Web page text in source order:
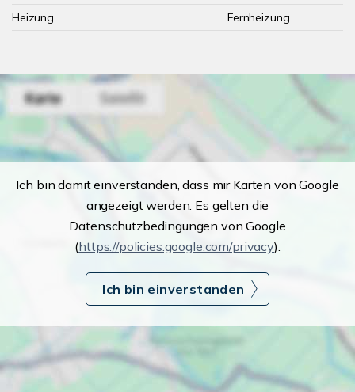
Heizung
Fernheizung
Ich bin damit einverstanden, dass mir Karten von Google
angezeigt werden. Es gelten die
Datenschutzbedingungen von Google
(https://policies.google.com/privacy).
Ich bin einverstanden